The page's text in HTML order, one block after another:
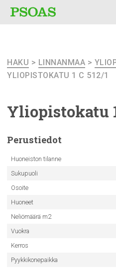
HAKU > LINNANMAA >
YLIOPISTOKATU 1 C 512/1
Yliopistokatu
Perustiedot
Huoneiston tilanne
Sukupuoli
Osoite
Huoneet
Neliömäärä m2
Vuokra
Kerros
Pyykkikonepaikka